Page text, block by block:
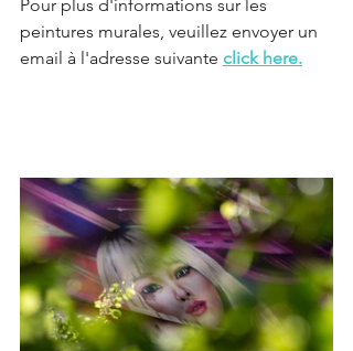
Pour plus d'informations sur les
peintures murales, veuillez envoyer un
email à l'adresse suivante click here.